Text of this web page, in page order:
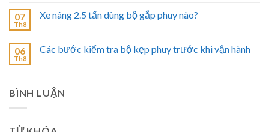
07
Th8
Xe nâng 2.5 tấn dùng bộ gắp phuy nào?
06
Th8
Các bước kiểm tra bộ kẹp phuy trước khi vận hành
BÌNH LUẬN